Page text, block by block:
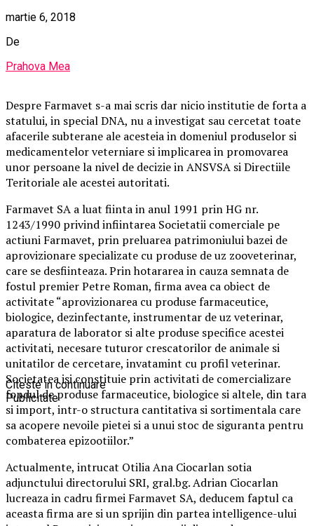
martie 6, 2018
De
Prahova Mea
Despre Farmavet s-a mai scris dar nicio institutie de forta a
statului, in special DNA, nu a investigat sau cercetat toate
afacerile subterane ale acesteia in domeniul produselor si
medicamentelor veterniare si implicarea in promovarea
unor persoane la nivel de decizie in ANSVSA si Directiile
Teritoriale ale acestei autoritati.
Farmavet SA a luat fiinta in anul 1991 prin HG nr.
1243/1990 privind infiintarea Societatii comerciale pe
actiuni Farmavet, prin preluarea patrimoniului bazei de
aprovizionare specializate cu produse de uz zooveterinar,
care se desfiinteaza. Prin hotararea in cauza semnata de
fostul premier Petre Roman, firma avea ca obiect de
activitate “aprovizionarea cu produse farmaceutice,
biologice, dezinfectante, instrumentar de uz veterinar,
aparatura de laborator si alte produse specifice acestei
activitati, necesare tuturor crescatorilor de animale si
unitatilor de cercetare, invatamint cu profil veterinar.
Societatea isi constituie prin activitati de comercializare
fondul de produse farmaceutice, biologice si altele, din tara
si import, intr-o structura cantitativa si sortimentala care
sa acopere nevoile pietei si a unui stoc de siguranta pentru
combaterea epizootiilor.”
Actualmente, intrucat Otilia Ana Ciocarlan sotia
adjunctului directorului SRI, gral.bg. Adrian Ciocarlan
lucreaza in cadru firmei Farmavet SA, deducem faptul ca
aceasta firma are si un sprijin din partea intelligence-ului
Citeste in continuare
Publicitate